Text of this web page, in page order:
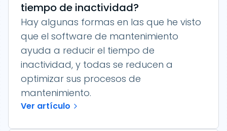
tiempo de inactividad?
Hay algunas formas en las que he visto
que el software de mantenimiento
ayuda a reducir el tiempo de
inactividad, y todas se reducen a
optimizar sus procesos de
mantenimiento.
Ver artículo